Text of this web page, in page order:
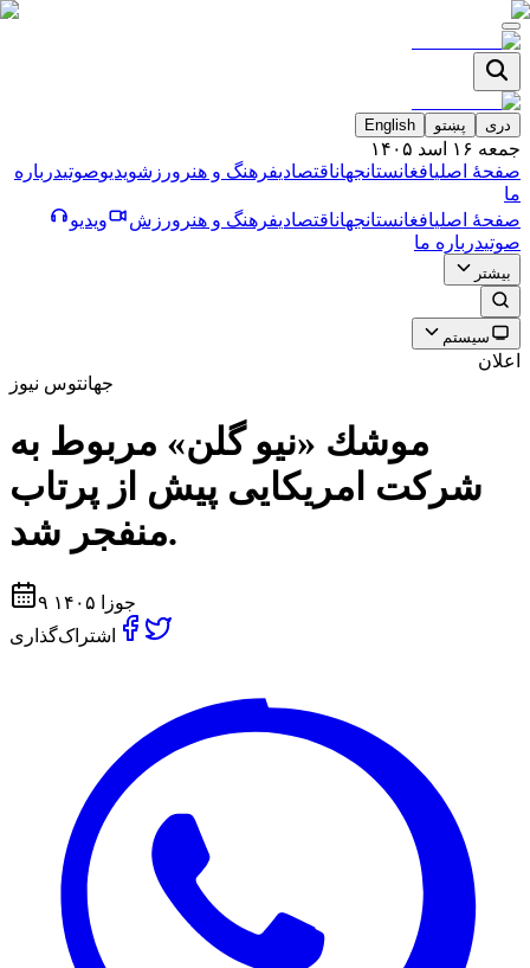
دری پښتو English
جمعه ۱۶ اسد ۱۴۰۵
صفحۀ اصلیافغانستانجهاناقتصادیفرهنگ و هنر ورزشویدیوصوتیدرباره
ما
صفحۀ اصلیافغانستانجهاناقتصادیفرهنگ و هنر ورزش
ویدیو
صوتیدرباره ما
بیشتر
سیستم
اعلان
جهانتوس نیوز
موشك «نيو گلن» مربوط به
شركت امريكايى پيش از پرتاب
منفجر شد.
۹ جوزا ۱۴۰۵
اشتراک‌گذاری